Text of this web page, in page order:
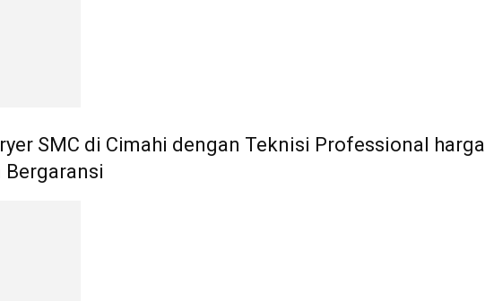
SMC di Cimahi dengan Teknisi Professional harga
Bergaransi